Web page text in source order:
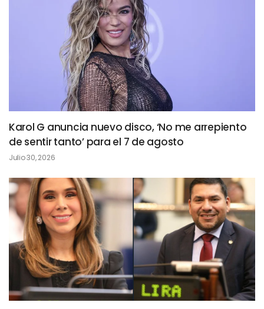
Karol G anuncia nuevo disco, ‘No me arrepiento
de sentir tanto’ para el 7 de agosto
Julio 30, 2026